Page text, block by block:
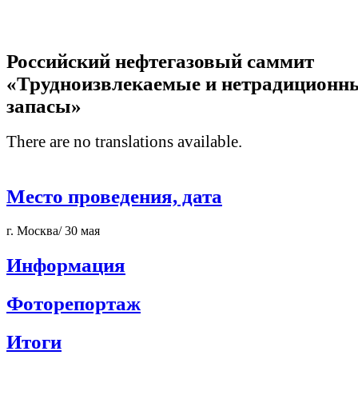
Российский нефтегазовый саммит
«Трудноизвлекаемые и
запасы»
There are no translations available.
Место проведения, дата
г. Москва/ 30 мая
Информация
Фоторепортаж
Итоги